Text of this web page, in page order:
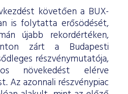
követően a BUX-
is folytatta erősödését,
újabb rekordértéken,
zárt a Budapesti
részvénymutatója,
növekedést elérve
Az azonnali részvénypiac